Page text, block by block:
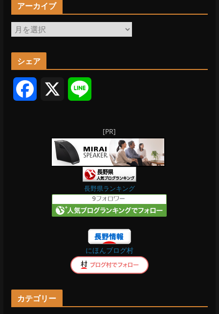
アーカイブ
ア
カ
ブ
シェア
n
e
[PR]
長野県ランキング
にほんブログ村
カテゴリー